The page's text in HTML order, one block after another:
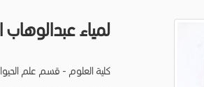
لمياء
كلية العلوم - قسم علم